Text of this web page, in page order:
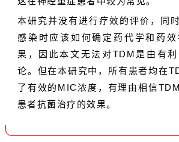
本研究并没有进行疗效的评价，同
感染时应该如何确定 药代学和药
果，因此本文无法对TDM是由有
论。但在本研究中，所有患者均在
了有效的MIC浓度，有理由相信
患者抗菌治疗的效果。